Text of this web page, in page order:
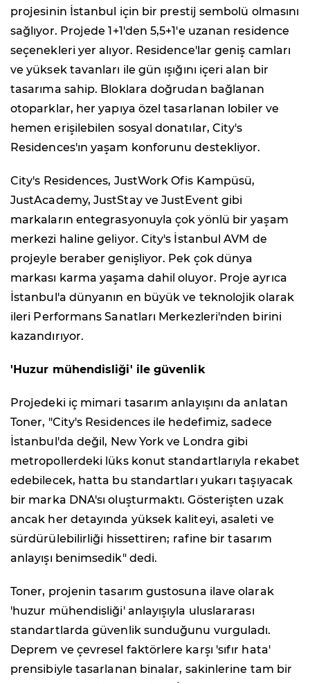
projesinin İstanbul için bir prestij sembolü olmasını
sağlıyor. Projede 1+1'den 5,5+1'e uzanan residence
seçenekleri yer alıyor. Residence'lar geniş camları
ve yüksek tavanları ile gün ışığını içeri alan bir
tasarıma sahip. Bloklara doğrudan bağlanan
otoparklar, her yapıya özel tasarlanan lobiler ve
hemen erişilebilen sosyal donatılar, City's
Residences'ın yaşam konforunu destekliyor.
City's Residences, JustWork Ofis Kampüsü,
JustAcademy, JustStay ve JustEvent gibi
markaların entegrasyonuyla çok yönlü bir yaşam
merkezi haline geliyor. City's İstanbul AVM de
projeyle beraber genişliyor. Pek çok dünya
markası karma yaşama dahil oluyor. Proje ayrıca
İstanbul'a dünyanın en büyük ve teknolojik olarak
ileri Performans Sanatları Merkezleri'nden birini
kazandırıyor.
'Huzur mühendisliği' ile güvenlik
Projedeki iç mimari tasarım anlayışını da anlatan
Toner, "City's Residences ile hedefimiz, sadece
İstanbul'da değil, New York ve Londra gibi
metropollerdeki lüks konut standartlarıyla rekabet
edebilecek, hatta bu standartları yukarı taşıyacak
bir marka DNA'sı oluşturmaktı. Gösterişten uzak
ancak her detayında yüksek kaliteyi, asaleti ve
sürdürülebilirliği hissettiren; rafine bir tasarım
anlayışı benimsedik" dedi.
Toner, projenin tasarım gustosuna ilave olarak
'huzur mühendisliği' anlayışıyla uluslararası
standartlarda güvenlik sunduğunu vurguladı.
Deprem ve çevresel faktörlere karşı 'sıfır hata'
prensibiyle tasarlanan binalar, sakinlerine tam bir